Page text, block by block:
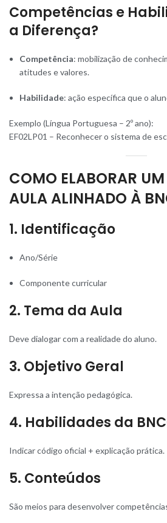
Competências e
a Diferença?
Competência: mobilização de
atitudes e valores.
Habilidade: ação específica que o
Exemplo (Língua Portuguesa – 2º ano):
EF02LP01 – Reconhecer o sistema de
COMO ELABORAR
AULA ALINHADO À
1. Identificação
Ano/Série
Componente curricular
2. Tema da Aula
Deve dialogar com a realidade do aluno.
3. Objetivo Geral
Expressa a intenção pedagógica.
4. Habilidades da
Indicar código oficial + explicação prática.
5. Conteúdos
São meios para desenvolver